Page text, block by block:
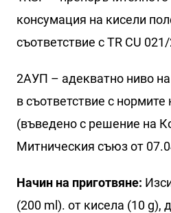
консумация на кисели
съответствие с TR CU
2АУП – адекватно ниво
в съответствие с
(въведено с решение на
Митническия съюз от
Начин на приготвяне:
(200 ml). от кисела (10 g),